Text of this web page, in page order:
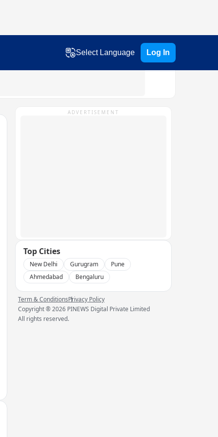
Select Language Log In
ADVERTISEMENT
Top Cities
New Delhi Gurugram
Pune
Ahmedabad
Bengaluru
Term & ConditionsPrivacy Policy
Copyright ®2026 PINEWS Digital Private Limited
All rights reserved.